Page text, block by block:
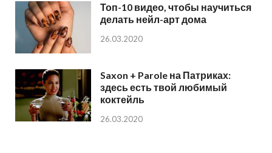
Топ-10 видео, чтобы научиться
делать нейл-арт дома
26.03.2020
Saxon + Parole на Патриках:
здесь есть твой любимый
коктейль
26.03.2020